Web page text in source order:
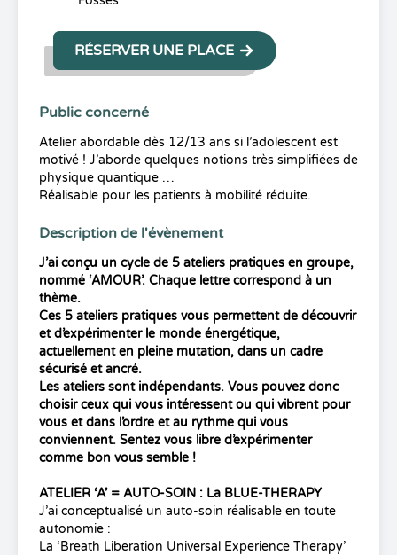
RÉSERVER UNE PLACE
Public concerné
Atelier abordable dès 12/13 ans si l’adolescent est
motivé ! J’aborde quelques notions très simplifiées de
physique quantique …
Réalisable pour les patients à mobilité réduite.
Description de l'évènement
J’ai conçu un cycle de 5 ateliers pratiques en groupe,
nommé ‘AMOUR’. Chaque lettre correspond à un
thème.
Ces 5 ateliers pratiques vous permettent de découvrir
et d’expérimenter le monde énergétique,
actuellement en pleine mutation, dans un cadre
sécurisé et ancré.
Les ateliers sont indépendants. Vous pouvez donc
choisir ceux qui vous intéressent ou qui vibrent pour
vous et dans l’ordre et au rythme qui vous
conviennent. Sentez vous libre d’expérimenter
comme bon vous semble !
ATELIER ‘A’ = AUTO-SOIN : La BLUE-THERAPY
J’ai conceptualisé un auto-soin réalisable en toute
autonomie :
La ‘Breath Liberation Universal Experience Therapy’